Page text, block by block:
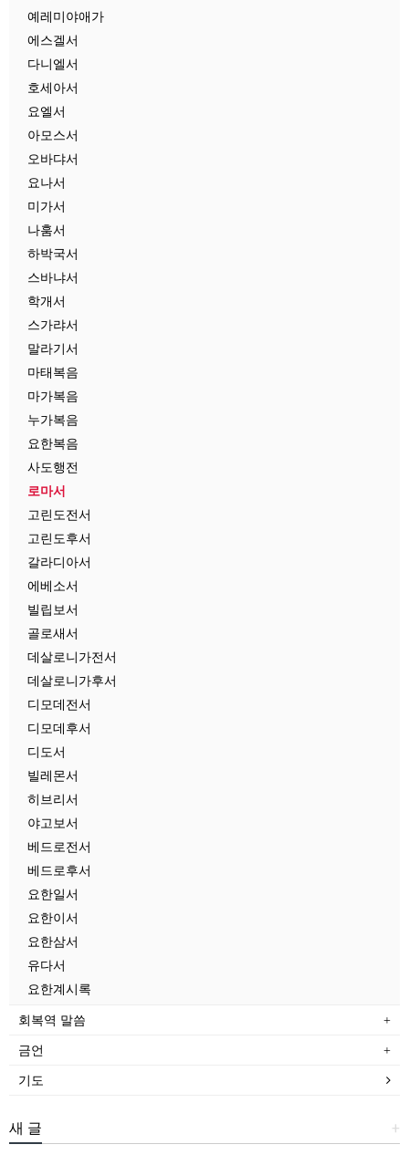
예레미야애가
에스겔서
다니엘서
호세아서
요엘서
아모스서
오바댜서
요나서
미가서
나훔서
하박국서
스바냐서
학개서
스가랴서
말라기서
마태복음
마가복음
누가복음
요한복음
사도행전
로마서
고린도전서
고린도후서
갈라디아서
에베소서
빌립보서
골로새서
데살로니가전서
데살로니가후서
디모데전서
디모데후서
디도서
빌레몬서
히브리서
야고보서
베드로전서
베드로후서
요한일서
요한이서
요한삼서
유다서
요한계시록
회복역 말씀
금언
기도
+
새 글